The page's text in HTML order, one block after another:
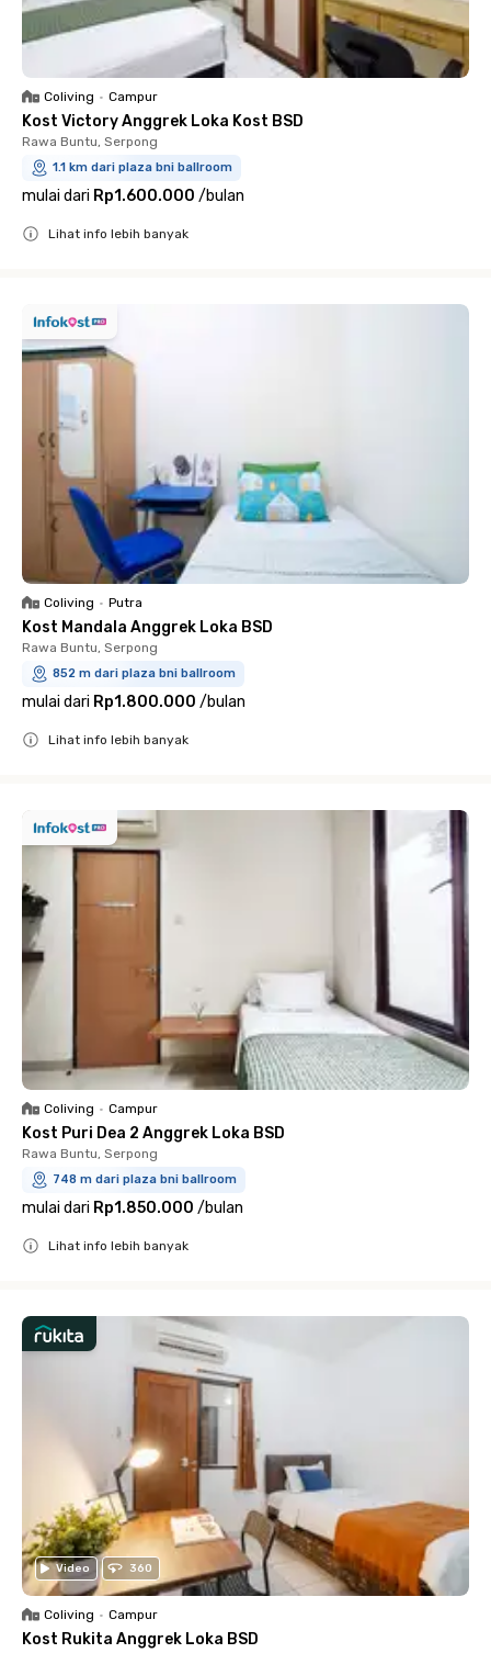
Coliving • Campur
Kost Victory Anggrek Loka Kost BSD
Rawa Buntu, Serpong
1.1 km dari plaza bni ballroom
mulai dari Rp1.600.000 /bulan
Lihat info lebih banyak
Coliving • Putra
Kost Mandala Anggrek Loka BSD
Rawa Buntu, Serpong
852 m dari plaza bni ballroom
mulai dari Rp1.800.000 /bulan
Lihat info lebih banyak
Coliving • Campur
Kost Puri Dea 2 Anggrek Loka BSD
Rawa Buntu, Serpong
748 m dari plaza bni ballroom
mulai dari Rp1.850.000 /bulan
Lihat info lebih banyak
Video 360
Coliving • Campur
Kost Rukita Anggrek Loka BSD